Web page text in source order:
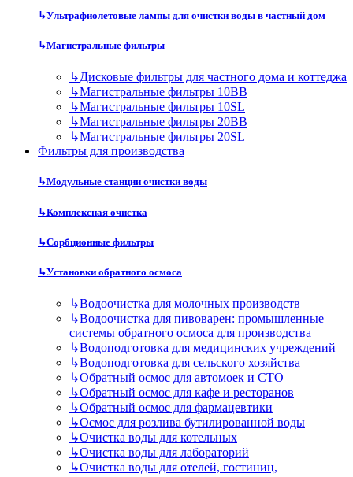
↳Ультрафиолетовые лампы для очистки воды в частный дом
↳Магистральные фильтры
↳Дисковые фильтры для частного дома и коттеджа
↳Магистральные фильтры 10BB
↳Магистральные фильтры 10SL
↳Магистральные фильтры 20BB
↳Магистральные фильтры 20SL
Фильтры для производства
↳Модульные станции очистки воды
↳Комплексная очистка
↳Сорбционные фильтры
↳Установки обратного осмоса
↳Водоочистка для молочных производств
↳Водоочистка для пивоварен: промышленные
системы обратного осмоса для производства
↳Водоподготовка для медицинских учреждений
↳Водоподготовка для сельского хозяйства
↳Обратный осмос для автомоек и СТО
↳Обратный осмос для кафе и ресторанов
↳Обратный осмос для фармацевтики
↳Осмос для розлива бутилированной воды
↳Очистка воды для котельных
↳Очистка воды для лабораторий
↳Очистка воды для отелей, гостиниц,